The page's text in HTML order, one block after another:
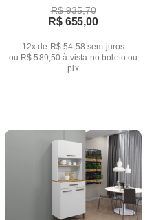
R$ 935,70
R$ 655,00
12x de R$ 54,58 sem juros
ou R$ 589,50 à vista no boleto ou
pix